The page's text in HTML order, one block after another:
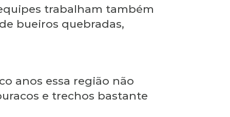
trabalham também
bueiros quebradas,
anos essa região não
e trechos bastante